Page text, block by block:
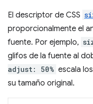
El descriptor de CSS
proporcionalmente el
fuente. Por ejemplo,
glifos de la fuente al
adjust: 50% escala
su tamaño original.